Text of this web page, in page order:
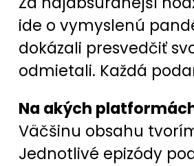
ide o vymyslenú
dokázali presvedčiť
odmietali. Každá
Na akých
Väčšinu obsahu
Jednotlivé epizódy